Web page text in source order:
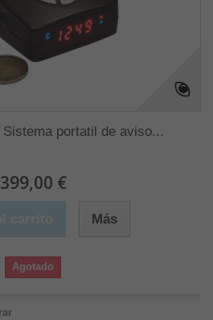
portatil de aviso...
399,00 €
Más
Agotado